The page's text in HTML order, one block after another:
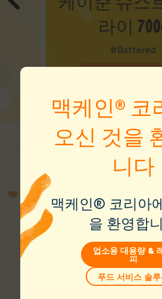
맥케인® 코
오신 것을
니다
맥케인® 코리아
을 환영합
업소용 대용량 &
피
푸드 서비스 솔
라이
#Battered
상품 보기
전체